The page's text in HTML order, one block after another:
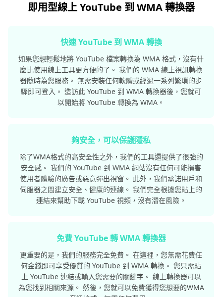
即用型線上 YouTube 到 WMA 轉換器
快速 YouTube 到 WMA 轉換
如果您想輕鬆地將 YouTube 檔案轉換為 WMA 格式，沒有什
麼比使用線上工具更方便的了。 我們的 WMA 線上視訊轉換
器隨時為您服務。 無需安裝任何軟體或經過一系列繁瑣的步
驟即可登入。 造訪此 YouTube 到 WMA 轉換器後，您就可
以開始將 YouTube 轉換為 WMA。
夠安全，可以保護隱私
除了WMA格式的高安全性之外，我們的工具還提供了很強的
安全感。 我們的 YouTube 到 WMA 網站沒有任何可能損害
使用者體驗的廣告或惡意彈出視窗。 此外，我們承諾用戶和
伺服器之間建立安全、健康的連線。 我們完全根據您貼上的
連結來幫助下載 YouTube 視頻，沒有潛在風險。
免費 YouTube 轉 WMA 轉換器
更重要的是，我們的服務完全免費。 在這裡，您無需花費任
何金錢即可享受優質的 YouTube 到 WMA 轉換。 您只需貼
上 YouTube 連結或輸入您需要的關鍵字。 線上轉換器可以
為您找到相關來源。 然後，您就可以免費獲得您想要的WMA